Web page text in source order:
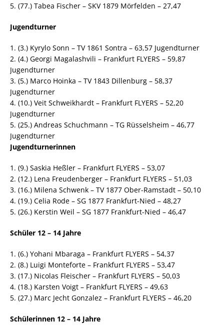
5. (77.) Tabea Fischer – SKV 1879 Mörfelden – 27,47
Jugendturner
1. (3.) Kyrylo Sonn – TV 1861 Sontra – 63,57 Jugendturner
2. (4.) Georgi Magalashvili – Frankfurt FLYERS – 59,87
Jugendturner
3. (5.) Marco Hoinka – TV 1843 Dillenburg – 58,37
Jugendturner
4. (10.) Veit Schweikhardt – Frankfurt FLYERS – 52,20
Jugendturner
5. (25.) Andreas Schuchmann – TG Rüsselsheim – 46,77
Jugendturner
Jugendturnerinnen
1. (9.) Saskia Heßler – Frankfurt FLYERS – 53,07
2. (12.) Lena Freudenberger – Frankfurt FLYERS – 51,03
3. (16.) Milena Schwenk – TV 1877 Ober-Ramstadt – 50,10
4. (19.) Celia Rode – SG 1877 Frankfurt-Nied – 48,27
5. (26.) Kerstin Weil – SG 1877 Frankfurt-Nied – 46,47
Schüler 12 – 14 Jahre
1. (6.) Yohani Mbaraga – Frankfurt FLYERS – 54,37
2. (8.) Luigi Monteforte – Frankfurt FLYERS – 53,47
3. (17.) Nicolas Fleischer – Frankfurt FLYERS – 50,03
4. (18.) Karsten Voigt – Frankfurt FLYERS – 49,63
5. (27.) Marc Jecht Gonzalez – Frankfurt FLYERS – 46,20
Schülerinnen 12 – 14 Jahre